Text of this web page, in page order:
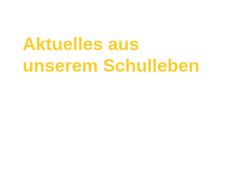
Aktuelles aus
unserem Schulleben